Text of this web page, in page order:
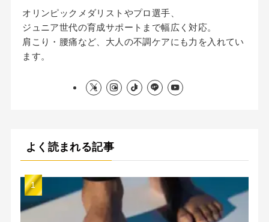
オリンピックメダリストやプロ選手、
ジュニア世代の育成サポートまで幅広く対応。
肩こり・腰痛など、大人の不調ケアにも力を入れてい
ます。
よく読まれる記事